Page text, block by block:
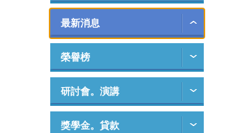
最新消息
榮譽榜
研討會。演講
獎學金。貸款